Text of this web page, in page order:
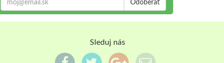
Odoberať
Sleduj nás